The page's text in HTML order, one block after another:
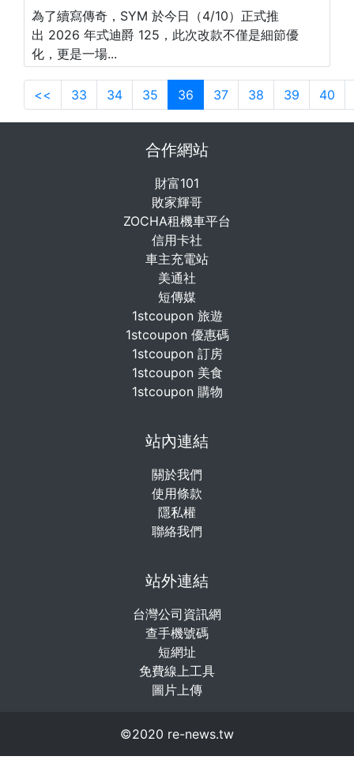
為了續寫傳奇，SYM 於今日（4/10）正式推
出 2026 年式迪爵 125，此次改款不僅是細節優
化，更是一場...
<< 33 34 35 36 37 38 39 40
合作網站
財富101
敗家輝哥
ZOCHA租機車平台
信用卡社
車主充電站
美通社
短傳媒
1stcoupon 旅遊
1stcoupon 優惠碼
1stcoupon 訂房
1stcoupon 美食
1stcoupon 購物
站內連結
關於我們
使用條款
隱私權
聯絡我們
站外連結
台灣公司資訊網
查手機號碼
短網址
免費線上工具
圖片上傳
©2020 re-news.tw